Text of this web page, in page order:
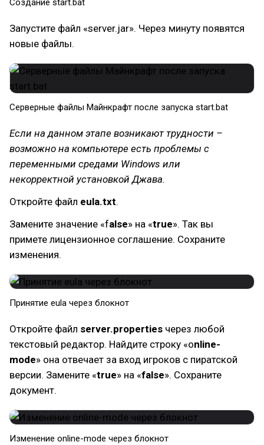
Создание start.bat
Запустите файл «server.jar». Через минуту появятся
новые файлы.
Серверные файлы Майнкрафт после запуска start.bat
Если на данном этапе возникают трудности –
возможно на компьютере есть проблемы с
переменными средами Windows или
некорректной установкой Джава.
Откройте файл eula.txt.
Замените значение «false» на «true». Так вы
примете лицензионное соглашение. Сохраните
изменения.
Принятие eula через блокнот
Откройте файл server.properties через любой
текстовый редактор. Найдите строку «online-
mode» она отвечает за вход игроков с пиратской
версии. Замените «true» на «false». Сохраните
документ.
Изменение online-mode через блокнот